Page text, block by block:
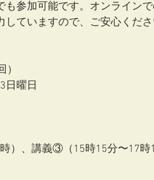
参加可能です。オンラインで
ていますので、ご安心くださ
日曜日
、講義③（15時15分〜17時